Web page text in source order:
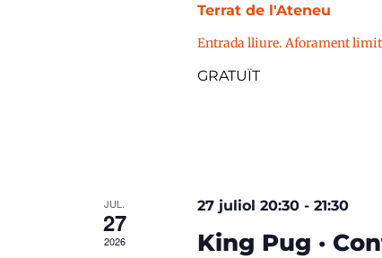
Terrat de l'Ateneu
Entrada lliure. Aforament
GRATUÏT
JUL.
27
2026
27 juliol 20:30- 21:30
King Pug ·